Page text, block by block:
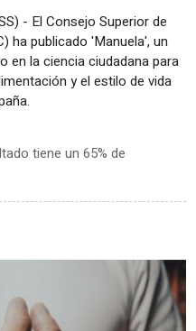
- El Consejo Superior de
ha publicado 'Manuela', un
en la ciencia ciudadana para
y el estilo de vida
tiene un 65% de